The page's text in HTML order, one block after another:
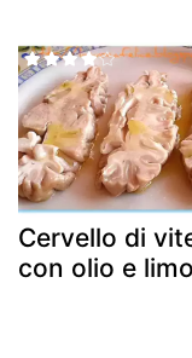
Cervello di
con olio e